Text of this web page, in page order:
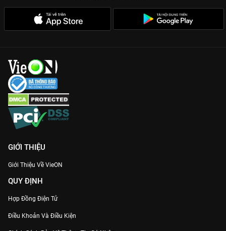
GIỚI THIỆU
Giới Thiệu Về VieON
QUY ĐỊNH
Hợp Đồng Điện Tử
Điều Khoản Và Điều Kiện